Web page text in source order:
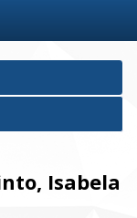
Isabela